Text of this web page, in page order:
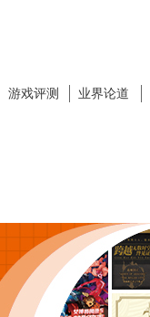
业界论道
游戏评测